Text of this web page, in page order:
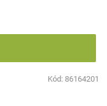
Kód: 86164201